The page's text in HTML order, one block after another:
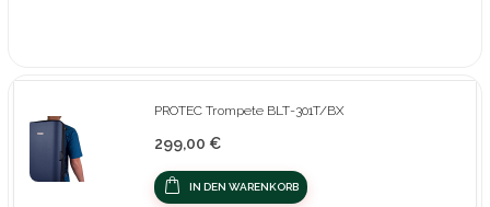
PROTEC Trompete BLT-301T/BX
299,00 €
IN DEN WARENKORB